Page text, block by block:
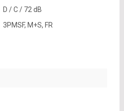
D / C / 72 dB
3PMSF, M+S, FR